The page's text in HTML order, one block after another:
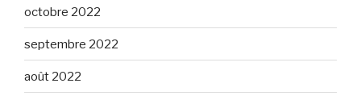
octobre 2022
septembre 2022
août 2022